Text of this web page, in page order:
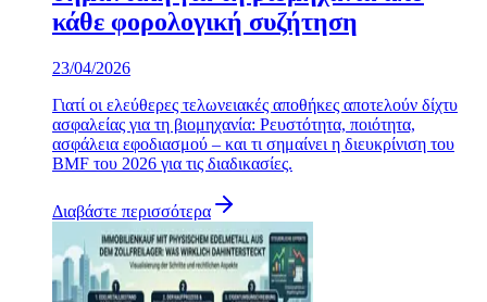
κάθε φορολογική συζήτηση
23/04/2026
Γιατί οι ελεύθερες τελωνειακές αποθήκες αποτελούν δίχτυ
ασφαλείας για τη βιομηχανία: Ρευστότητα, ποιότητα,
ασφάλεια εφοδιασμού – και τι σημαίνει η διευκρίνιση του
BMF του 2026 για τις διαδικασίες.
Διαβάστε περισσότερα